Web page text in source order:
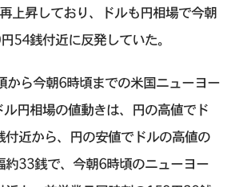
上昇しており、ドルも円相場で今朝
54銭付近に反発していた。
から今朝6時頃までの米国ニューヨー
円相場の値動きは、円の高値でド
近から、円の安値でドルの高値の
33銭で、今朝6時頃のニューヨー